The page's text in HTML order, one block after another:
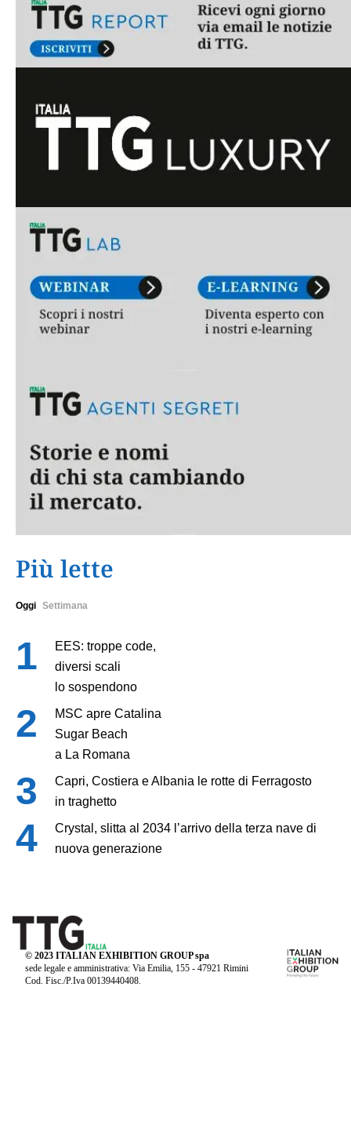
Più lette
Oggi Settimana
EES: troppe code,
diversi scali
lo sospendono
MSC apre Catalina
Sugar Beach
a La Romana
Capri, Costiera e Albania le rotte di Ferragosto
in traghetto
Crystal, slitta al 2034 l’arrivo della terza nave di
nuova generazione
© 2023 ITALIAN EXHIBITION GROUP spa
sede legale e amministrativa: Via Emilia, 155 - 47921 Rimini
Cod. Fisc./P.Iva 00139440408.